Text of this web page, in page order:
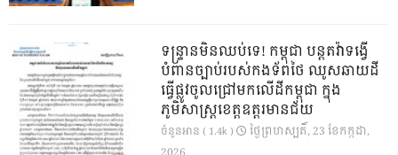
ទន្ទ្រានមិនឈប់ទេ! កម្ពុជា បន្តតវ៉ាទង្វើ
បំពានច្បាប់របស់កងទ័ពថៃ ឈូសឆាយដី
ធ្វើផ្លូវចូលជ្រៅមកលើដីកម្ពុជា ក្នុង
ភូមិសាស្ត្រខេត្តឧត្តរមានជ័យ
ចំនួនអាន ( 1.4k )
ថ្ងៃ​ព្រហស្បតិ៍, 23 ខែ​កក្កដា,